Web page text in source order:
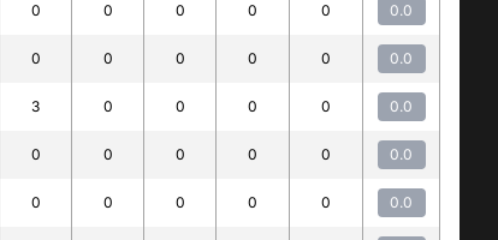
0 0 0 0 0 0.0
0 0 0 0 0 0.0
3 0 0 0 0 0.0
0 0 0 0 0 0.0
0 0 0 0 0 0.0